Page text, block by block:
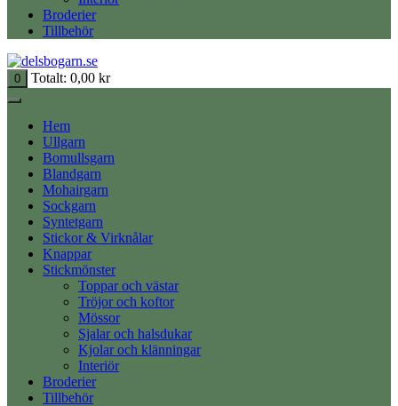
Broderier
Tillbehör
0 Totalt: 0,00 kr
Hem
Ullgarn
Bomullsgarn
Blandgarn
Mohairgarn
Sockgarn
Syntetgarn
Stickor & Virknålar
Knappar
Stickmönster
Toppar och västar
Tröjor och koftor
Mössor
Sjalar och halsdukar
Kjolar och klänningar
Interiör
Broderier
Tillbehör